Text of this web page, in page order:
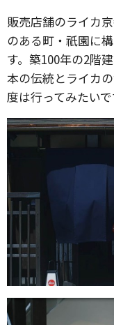
販売店舗のライカ
のある町・祇園に
す。築100年の2階
本の伝統とライカ
度は行ってみたいで